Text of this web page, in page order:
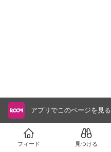
アプリでこのページを見る
フィード 見つける